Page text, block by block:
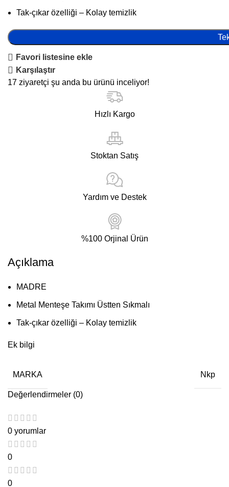
Tak-çıkar özelliği – Kolay temizlik
Favori listesine ekle
Karşılaştır
17 ziyaretçi şu anda bu ürünü inceliyor!
Hızlı Kargo
Stoktan Satış
Yardım ve Destek
%100 Orjinal Ürün
Açıklama
MADRE
Metal Menteşe Takımı Üstten Sıkmalı
Tak-çıkar özelliği – Kolay temizlik
Ek bilgi
MARKA Nkp
Değerlendirmeler (0)
0 yorumlar
0
0